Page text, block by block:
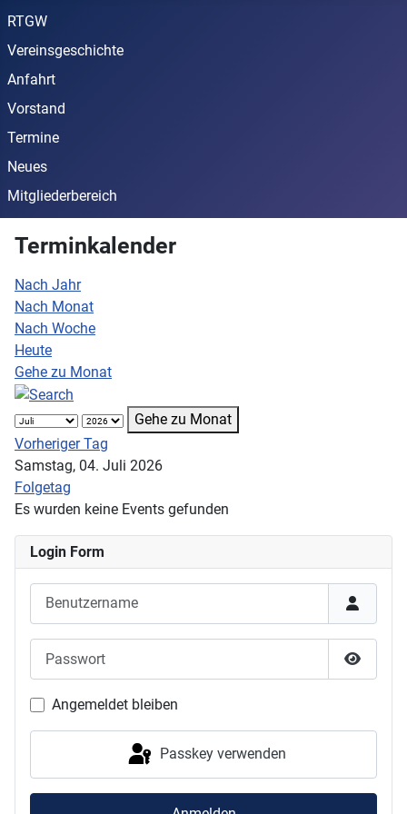
RTGW
Vereinsgeschichte
Anfahrt
Vorstand
Termine
Neues
Mitgliederbereich
Terminkalender
Nach Jahr
Nach Monat
Nach Woche
Heute
Gehe zu Monat
Gehe zu Monat
Vorheriger Tag
Samstag, 04. Juli 2026
Folgetag
Es wurden keine Events gefunden
Login Form
Angemeldet bleiben
Passkey verwenden